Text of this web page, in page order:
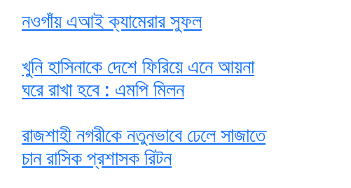
নওগাঁয় এআই ক্যামেরার সুফল
খুনি হাসিনাকে দেশে ফিরিয়ে এনে আয়না
ঘরে রাখা হবে : এমপি মিলন
রাজশাহী নগরীকে নতুনভাবে ঢেলে সাজাতে
চান রাসিক প্রশাসক রিটন